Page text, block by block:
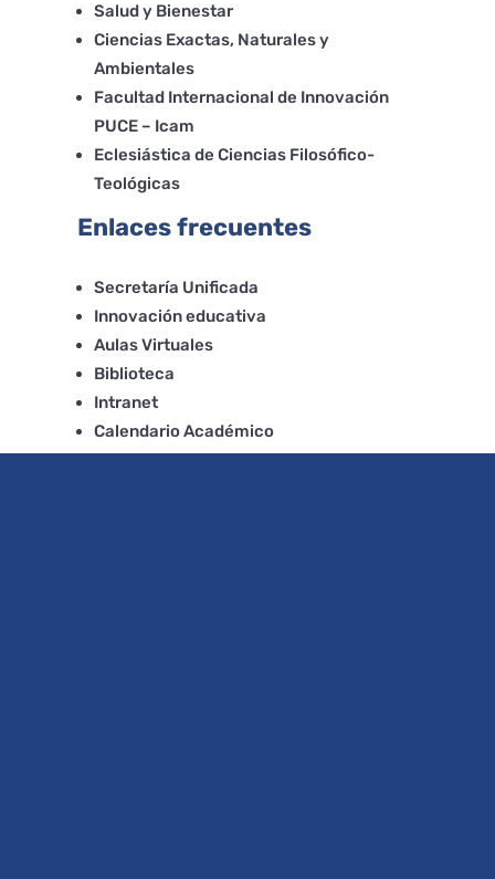
Salud y Bienestar
Ciencias Exactas, Naturales y
Ambientales
Facultad Internacional de Innovación
PUCE – Icam
Eclesiástica de Ciencias Filosófico-
Teológicas
Enlaces frecuentes
Secretaría Unificada
Innovación educativa
Aulas Virtuales
Biblioteca
Intranet
Calendario Académico
Bolsa de Empleos PUCE